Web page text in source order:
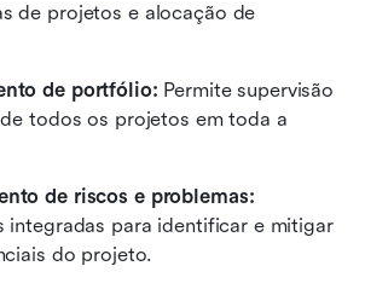
de projetos e alocação de
de portfólio: Permite supervisão
todos os projetos em toda a
de riscos e problemas:
integradas para identificar e mitigar
do projeto.